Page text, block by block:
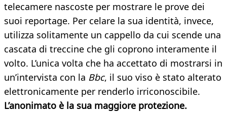
telecamere nascoste per mostrare le prove dei
suoi reportage. Per celare la sua identità, invece,
utilizza solitamente un cappello da cui scende una
cascata di treccine che gli coprono interamente il
volto. L’unica volta che ha accettato di mostrarsi in
un’intervista con la Bbc, il suo viso è stato alterato
elettronicamente per renderlo irriconoscibile.
L’anonimato è la sua maggiore protezione.